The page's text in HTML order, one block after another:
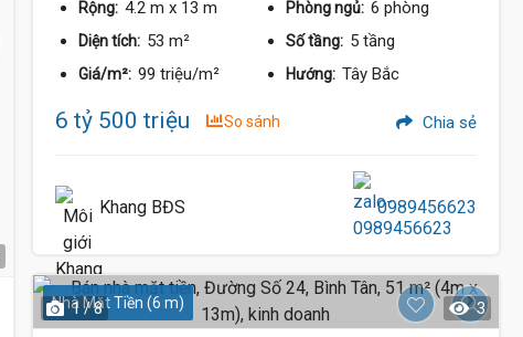
Rộng: 4.2 m x 13 m Phòng ngủ: 6 phòng
Diện tích: 53 m² Số tầng: 5 tầng
Giá/m²: 99 triệu/m² Hướng: Tây Bắc
6 tỷ 500 triệu So sánh Chia sẻ
Khang BĐS 0989456623
Nhà Mặt Tiền (6 m)
1 / 8 3